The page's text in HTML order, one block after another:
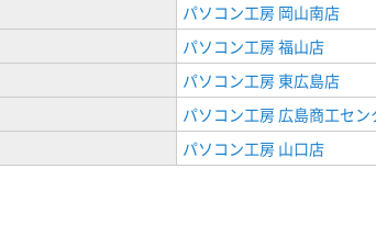
パソコン工房 岡山南店
パソコン工房 福山店
パソコン工房 東広島店
パソコン工房 広島商工セン
パソコン工房 山口店